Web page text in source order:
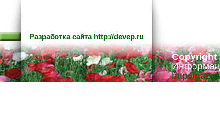
Разработка сайта http://devep.ru
Copyright
http://